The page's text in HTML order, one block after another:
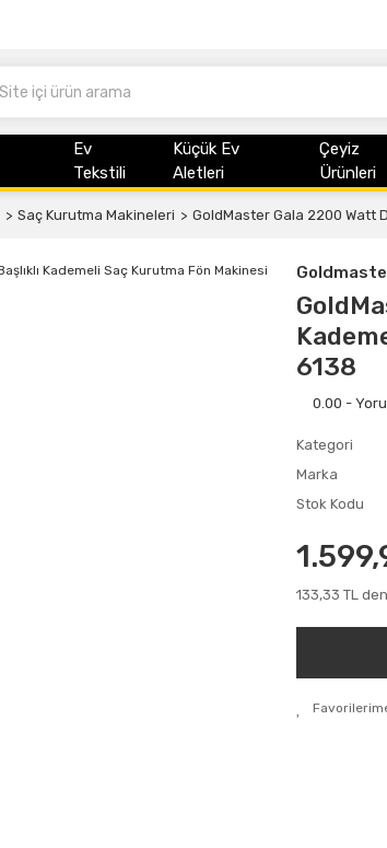
Ev
Tekstili
Küçük Ev
Aletleri
Çeyiz
Ürünleri
Saç Kurutma Makineleri GoldMaster Gala 2200 Watt
6138
0.00 -
Kategori
Marka
Stok Kodu
133,33 TL